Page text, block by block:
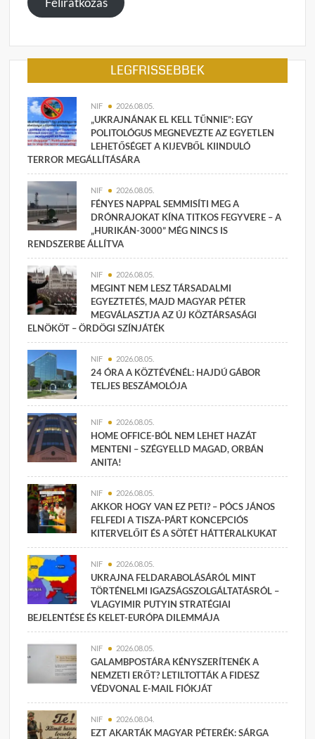
LEGFRISSEBBEK
NIF 2026.08.05.
„UKRAJNÁNAK EL KELL TŰNNIE”: EGY
POLITOLÓGUS MEGNEVEZTE AZ EGYETLEN
LEHETŐSÉGET A KIJEVBŐL KIINDULÓ
TERROR MEGÁLLÍTÁSÁRA
NIF 2026.08.05.
FÉNYES NAPPAL SEMMISÍTI MEG A
DRÓNRAJOKAT KÍNA TITKOS FEGYVERE – A
„HURIKÁN-3000” MÉG NINCS IS
RENDSZERBE ÁLLÍTVA
NIF 2026.08.05.
MEGINT NEM LESZ TÁRSADALMI
EGYEZTETÉS, MAJD MAGYAR PÉTER
MEGVÁLASZTJA AZ ÚJ KÖZTÁRSASÁGI
ELNÖKÖT – ÖRDÖGI SZÍNJÁTÉK
NIF 2026.08.05.
24 ÓRA A KÖZTÉVÉNÉL: HAJDÚ GÁBOR
TELJES BESZÁMOLÓJA
NIF 2026.08.05.
HOME OFFICE-BÓL NEM LEHET HAZÁT
MENTENI – SZÉGYELLD MAGAD, ORBÁN
ANITA!
NIF 2026.08.05.
AKKOR HOGY VAN EZ PETI? – PÓCS JÁNOS
FELFEDI A TISZA-PÁRT KONCEPCIÓS
KITERVELŐIT ÉS A SÖTÉT HÁTTÉRALKUKAT
NIF 2026.08.05.
UKRAJNA FELDARABOLÁSÁRÓL MINT
TÖRTÉNELMI IGAZSÁGSZOLGÁLTATÁSRÓL –
VLAGYIMIR PUTYIN STRATÉGIAI
BEJELENTÉSE ÉS KELET-EURÓPA DILEMMÁJA
NIF 2026.08.05.
GALAMBPOSTÁRA KÉNYSZERÍTENÉK A
NEMZETI ERŐT? LETILTOTTÁK A FIDESZ
VÉDVONAL E-MAIL FIÓKJÁT
NIF 2026.08.04.
EZT AKARTÁK MAGYAR PÉTERÉK: SÁRGA